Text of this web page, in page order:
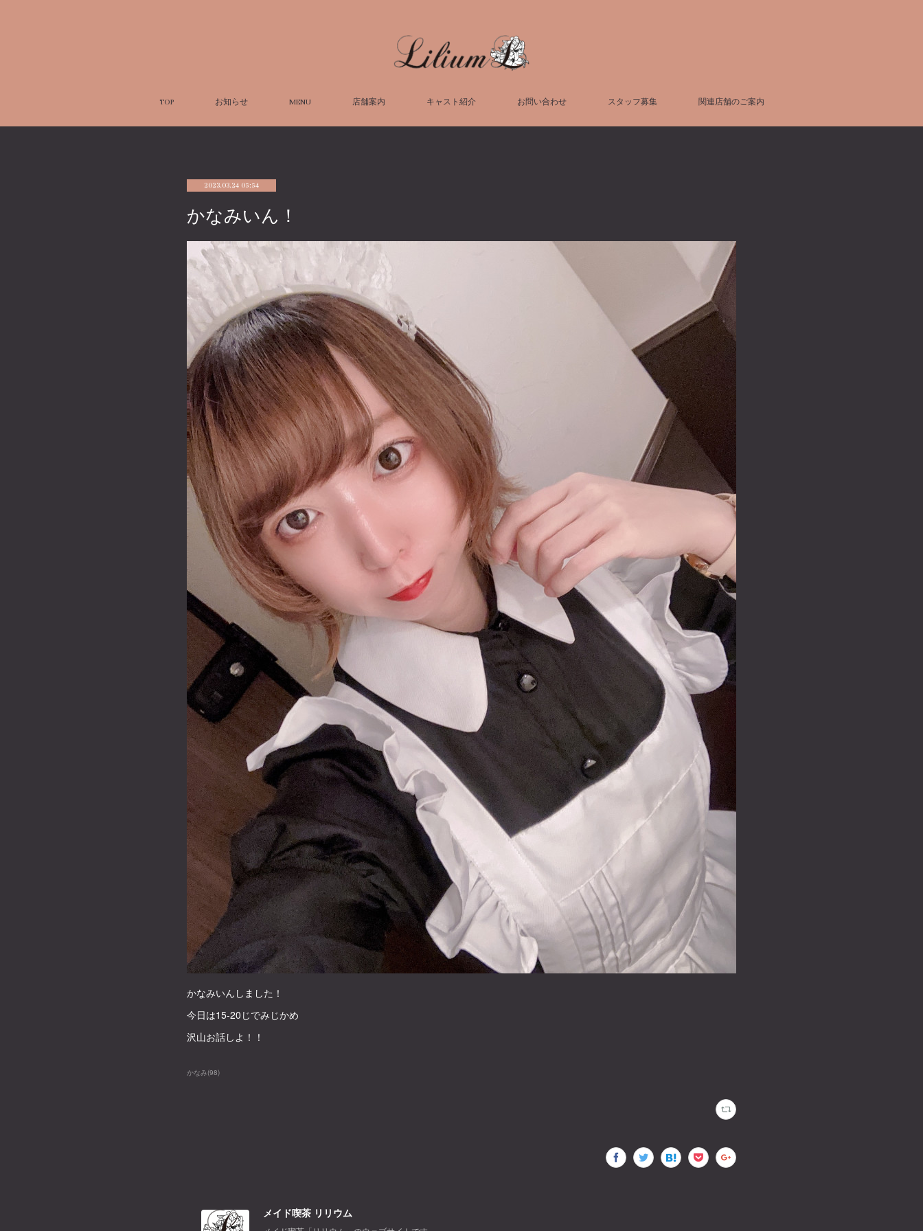
TOP お知らせ MENU 店舗案内 キャスト紹介 お問い合わせ スタッフ募集 関連店舗のご案内
2023.03.24 05:54
かなみいん！
かなみいんしました！
今日は15-20じでみじかめ
沢山お話しよ！！
かなみ(98)
メイド喫茶 リリウム